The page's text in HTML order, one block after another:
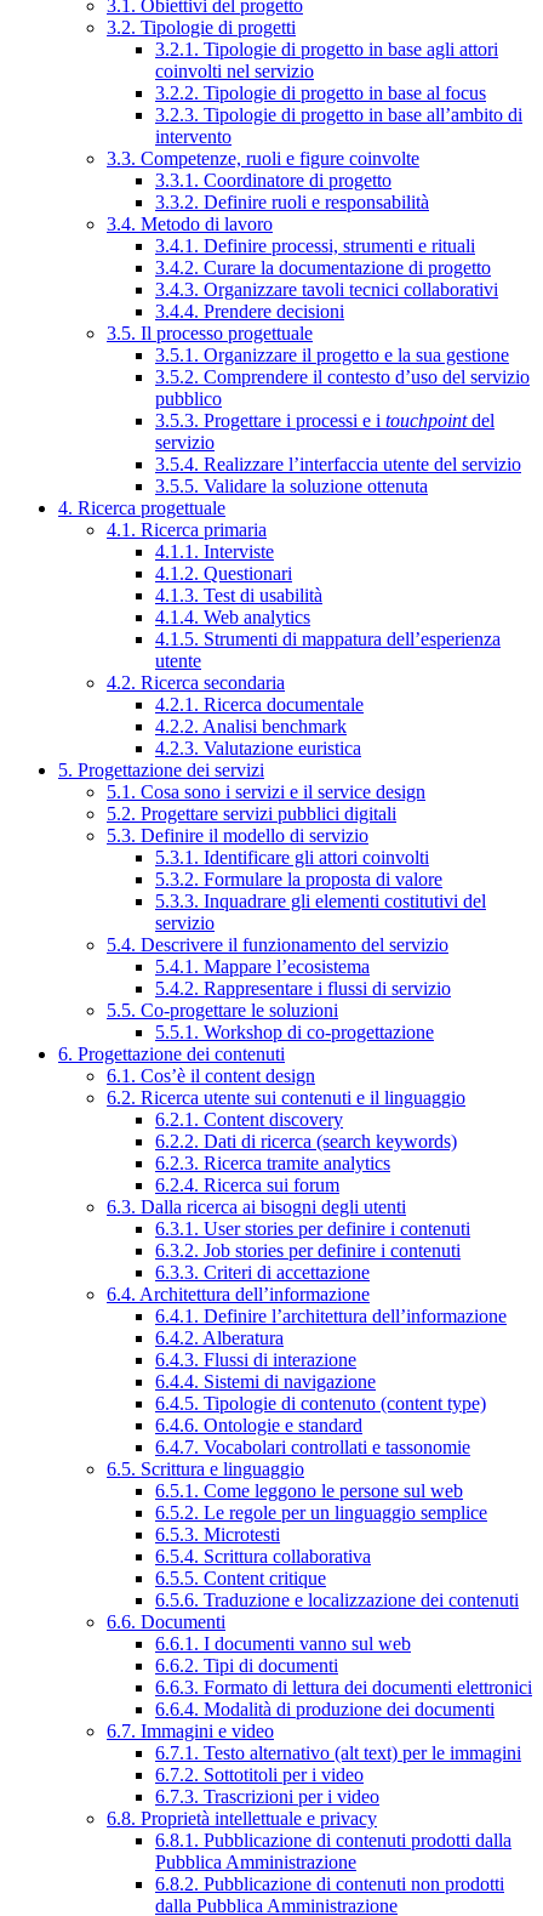
3.1. Obiettivi del progetto
3.2. Tipologie di progetti
3.2.1. Tipologie di progetto in base agli attori
coinvolti nel servizio
3.2.2. Tipologie di progetto in base al focus
3.2.3. Tipologie di progetto in base all’ambito di
intervento
3.3. Competenze, ruoli e figure coinvolte
3.3.1. Coordinatore di progetto
3.3.2. Definire ruoli e responsabilità
3.4. Metodo di lavoro
3.4.1. Definire processi, strumenti e rituali
3.4.2. Curare la documentazione di progetto
3.4.3. Organizzare tavoli tecnici collaborativi
3.4.4. Prendere decisioni
3.5. Il processo progettuale
3.5.1. Organizzare il progetto e la sua gestione
3.5.2. Comprendere il contesto d’uso del servizio
pubblico
3.5.3. Progettare i processi e i touchpointdel
servizio
3.5.4. Realizzare l’interfaccia utente del servizio
3.5.5. Validare la soluzione ottenuta
4. Ricerca progettuale
4.1. Ricerca primaria
4.1.1. Interviste
4.1.2. Questionari
4.1.3. Test di usabilità
4.1.4. Web analytics
4.1.5. Strumenti di mappatura dell’esperienza
utente
4.2. Ricerca secondaria
4.2.1. Ricerca documentale
4.2.2. Analisi benchmark
4.2.3. Valutazione euristica
5. Progettazione dei servizi
5.1. Cosa sono i servizi e il service design
5.2. Progettare servizi pubblici digitali
5.3. Definire il modello di servizio
5.3.1. Identificare gli attori coinvolti
5.3.2. Formulare la proposta di valore
5.3.3. Inquadrare gli elementi costitutivi del
servizio
5.4. Descrivere il funzionamento del servizio
5.4.1. Mappare l’ecosistema
5.4.2. Rappresentare i flussi di servizio
5.5. Co-progettare le soluzioni
5.5.1. Workshop di co-progettazione
6. Progettazione dei contenuti
6.1. Cos’è il content design
6.2. Ricerca utente sui contenuti e il linguaggio
6.2.1. Content discovery
6.2.2. Dati di ricerca (search keywords)
6.2.3. Ricerca tramite analytics
6.2.4. Ricerca sui forum
6.3. Dalla ricerca ai bisogni degli utenti
6.3.1. User stories per definire i contenuti
6.3.2. Job stories per definire i contenuti
6.3.3. Criteri di accettazione
6.4. Architettura dell’informazione
6.4.1. Definire l’architettura dell’informazione
6.4.2. Alberatura
6.4.3. Flussi di interazione
6.4.4. Sistemi di navigazione
6.4.5. Tipologie di contenuto (content type)
6.4.6. Ontologie e standard
6.4.7. Vocabolari controllati e tassonomie
6.5. Scrittura e linguaggio
6.5.1. Come leggono le persone sul web
6.5.2. Le regole per un linguaggio semplice
6.5.3. Microtesti
6.5.4. Scrittura collaborativa
6.5.5. Content critique
6.5.6. Traduzione e localizzazione dei contenuti
6.6. Documenti
6.6.1. I documenti vanno sul web
6.6.2. Tipi di documenti
6.6.3. Formato di lettura dei documenti elettronici
6.6.4. Modalità di produzione dei documenti
6.7. Immagini e video
6.7.1. Testo alternativo (alt text) per le immagini
6.7.2. Sottotitoli per i video
6.7.3. Trascrizioni per i video
6.8. Proprietà intellettuale e privacy
6.8.1. Pubblicazione di contenuti prodotti dalla
Pubblica Amministrazione
6.8.2. Pubblicazione di contenuti non prodotti
dalla Pubblica Amministrazione